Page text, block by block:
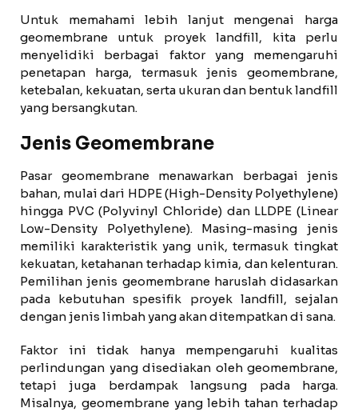
Untuk memahami lebih lanjut mengenai harga
geomembrane untuk proyek landfill, kita perlu
menyelidiki berbagai faktor yang memengaruhi
penetapan harga, termasuk jenis geomembrane,
ketebalan, kekuatan, serta ukuran dan bentuk landfill
yang bersangkutan.
Jenis Geomembrane
Pasar geomembrane menawarkan berbagai jenis
bahan, mulai dari HDPE (High-Density Polyethylene)
hingga PVC (Polyvinyl Chloride) dan LLDPE (Linear
Low-Density Polyethylene). Masing-masing jenis
memiliki karakteristik yang unik, termasuk tingkat
kekuatan, ketahanan terhadap kimia, dan kelenturan.
Pemilihan jenis geomembrane haruslah didasarkan
pada kebutuhan spesifik proyek landfill, sejalan
dengan jenis limbah yang akan ditempatkan di sana.
Faktor ini tidak hanya mempengaruhi kualitas
perlindungan yang disediakan oleh geomembrane,
tetapi juga berdampak langsung pada harga.
Misalnya, geomembrane yang lebih tahan terhadap